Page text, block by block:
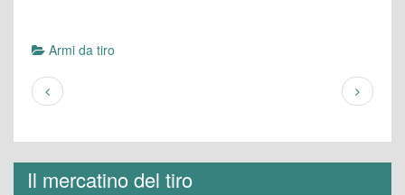
Armi da tiro
Il mercatino del tiro